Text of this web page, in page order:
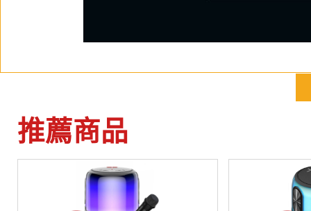
推薦商品